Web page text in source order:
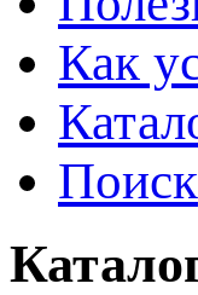
Как
Поиск